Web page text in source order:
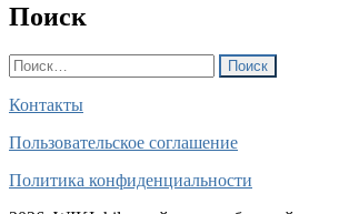
Поиск
Найти:
Контакты
Пользовательское соглашение
Политика конфиденциальности